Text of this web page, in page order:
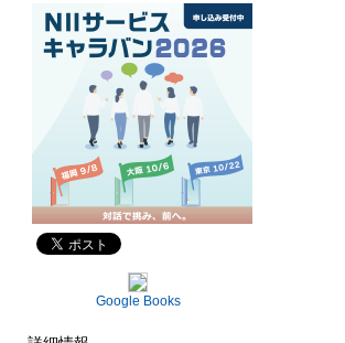
Google Books